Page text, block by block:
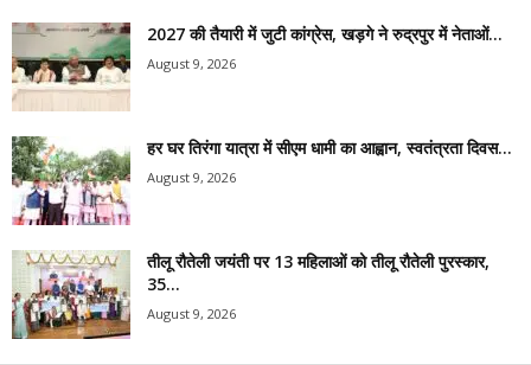
2027 की तैयारी में जुटी कांग्रेस, खड़गे ने रुद्रपुर में नेताओं...
August 9, 2026
हर घर तिरंगा यात्रा में सीएम धामी का आह्वान, स्वतंत्रता दिवस...
August 9, 2026
तीलू रौतेली जयंती पर 13 महिलाओं को तीलू रौतेली पुरस्कार,
35...
August 9, 2026